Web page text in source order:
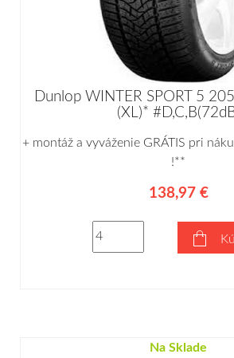
Dunlop WINTER SPORT 5
(XL)*
+ montáž a vyváženie GRÁTIS pri
!**
138,97 €
Na Sklade